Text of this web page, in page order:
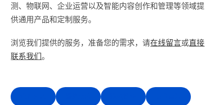
测、物联网、企业运营以及智能内容创作和管理等领域提
供通用产品和定制服务。
浏览我们提供的服务，准备您的需求，请在线留言或直接
联系我们。